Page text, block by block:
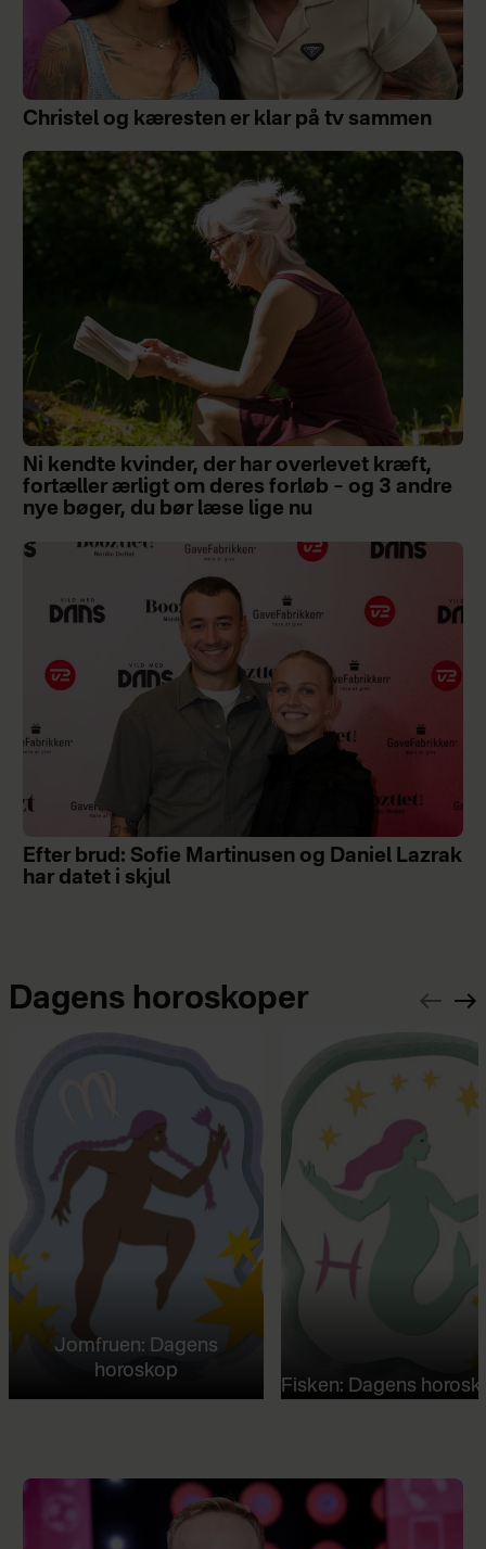
Christel og kæresten er klar på tv sammen
Ni kendte kvinder, der har overlevet kræft,
fortæller ærligt om deres forløb – og 3 andre
nye bøger, du bør læse lige nu
Efter brud: Sofie Martinusen og Daniel Lazrak
har datet i skjul
Dagens horoskoper
Jomfruen: Dagens
horoskop
Fisken: Dagens